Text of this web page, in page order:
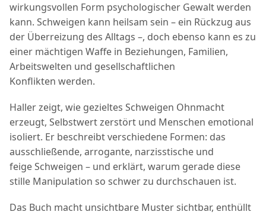
wirkungsvollen Form psychologischer Gewalt werden
kann. Schweigen kann heilsam sein – ein Rückzug aus
der Überreizung des Alltags –, doch ebenso kann es zu
einer mächtigen Waffe in Beziehungen, Familien,
Arbeitswelten und gesellschaftlichen
Konflikten werden.
Haller zeigt, wie gezieltes Schweigen Ohnmacht
erzeugt, Selbstwert zerstört und Menschen emotional
isoliert. Er beschreibt verschiedene Formen: das
ausschließende, arrogante, narzisstische und
feige Schweigen – und erklärt, warum gerade diese
stille Manipulation so schwer zu durchschauen ist.
Das Buch macht unsichtbare Muster sichtbar, enthüllt